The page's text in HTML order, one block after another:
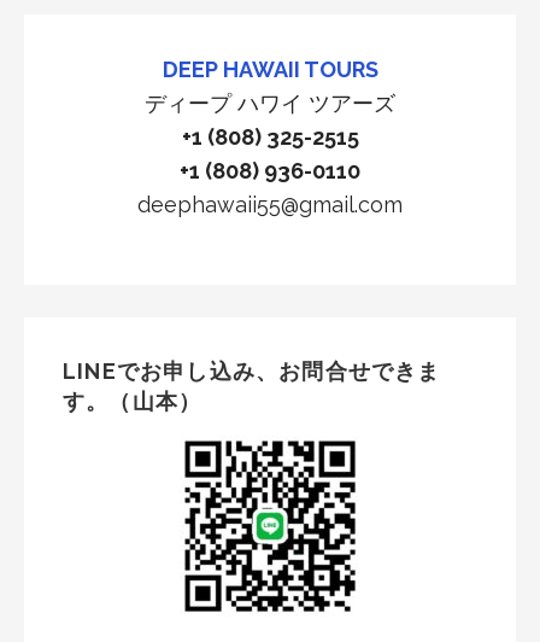
DEEP HAWAII TOURS
ディープ ハワイ ツアーズ
+1 (808) 325-2515
+1 (808) 936-0110
deephawaii55@gmail.com
LINEでお申し込み、お問合せできま
す。（山本）